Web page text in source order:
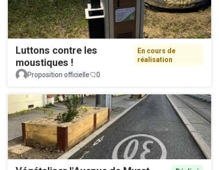
Luttons contre les
moustiques !
En cours de
réalisation
Proposition officielle
0